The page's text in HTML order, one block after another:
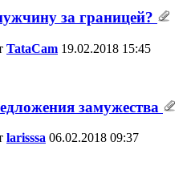
за границей?
TataCam 19.02.2018 15:45
замужества
larisssa 06.02.2018 09:37